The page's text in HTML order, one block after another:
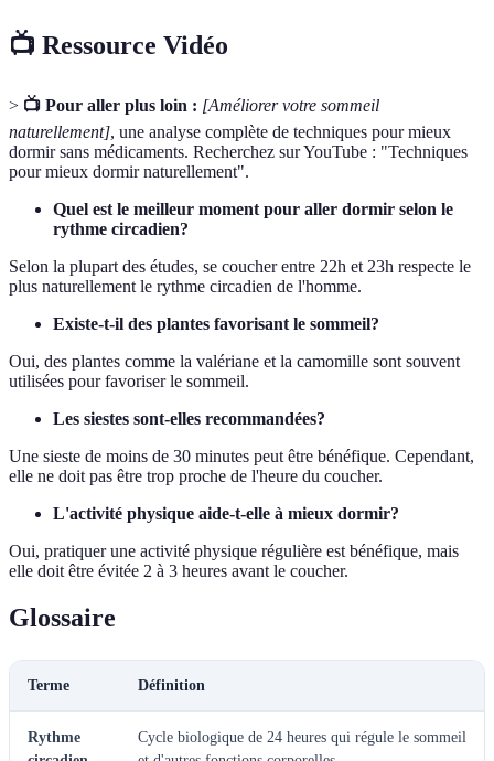
📺 Ressource Vidéo
> 📺 Pour aller plus loin : [Améliorer votre sommeil
naturellement], une analyse complète de techniques pour mieux
dormir sans médicaments. Recherchez sur YouTube : "Techniques
pour mieux dormir naturellement".
Quel est le meilleur moment pour aller dormir selon le
rythme circadien?
Selon la plupart des études, se coucher entre 22h et 23h respecte le
plus naturellement le rythme circadien de l'homme.
Existe-t-il des plantes favorisant le sommeil?
Oui, des plantes comme la valériane et la camomille sont souvent
utilisées pour favoriser le sommeil.
Les siestes sont-elles recommandées?
Une sieste de moins de 30 minutes peut être bénéfique. Cependant,
elle ne doit pas être trop proche de l'heure du coucher.
L'activité physique aide-t-elle à mieux dormir?
Oui, pratiquer une activité physique régulière est bénéfique, mais
elle doit être évitée 2 à 3 heures avant le coucher.
Glossaire
Terme Définition
Rythme
Cycle biologique de 24 heures qui régule le sommeil